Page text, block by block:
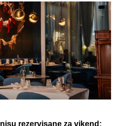
rezervisane za vikend: